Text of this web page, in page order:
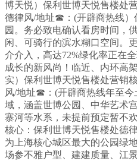
博天悦）保利世博天悦售楼处
德律风/地址☎：(开辟商热线）
园。务必致电确认看房时间，
闲、可骑行的滨水糊口空间。
介介入，高达72%绿化率正在
成长的新风尚！临近、内环高
实）保利世博天悦售楼处营销
风/地址☎：(开辟商热线年至今
域，涵盖世博公园、中华艺术
寨河等水系，未提前预定暂不
核心：保利世博天悦售楼处德
为上海核心城区最大的公园绿
场参不雅户型、建建质量、江